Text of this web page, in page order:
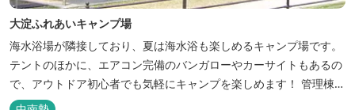
大淀ふれあいキャンプ場
海水浴場が隣接しており、夏は海水浴も楽しめるキャンプ場です。
テントのほかに、エアコン完備のバンガローやカーサイトもあるの
で、アウトドア初心者でも気軽にキャンプを楽しめます！ 管理棟、
水道、冷水シャワー、温水シャワー（有料）、共同休憩所、炊事